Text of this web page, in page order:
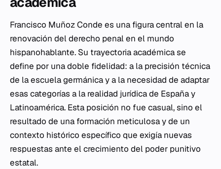
Francisco Muñoz Conde es una figura central en la
renovación del derecho penal en el mundo
hispanohablante. Su trayectoria académica se
define por una doble fidelidad: a la precisión técnica
de la escuela germánica y a la necesidad de adaptar
esas categorías a la realidad jurídica de España y
Latinoamérica. Esta posición no fue casual, sino el
resultado de una formación meticulosa y de un
contexto histórico específico que exigía nuevas
respuestas ante el crecimiento del poder punitivo
estatal.